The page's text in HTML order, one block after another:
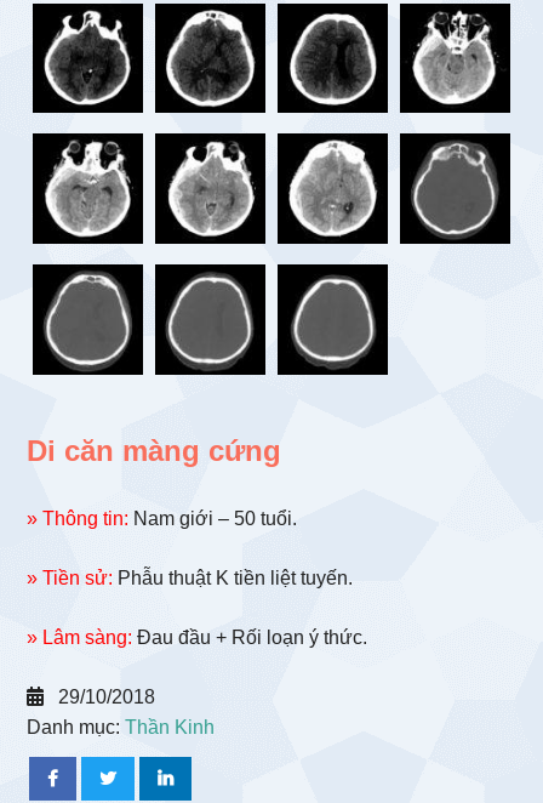
Di căn màng cứng
» Thông tin: Nam giới – 50 tuổi.
» Tiền sử: Phẫu thuật K tiền liệt tuyến.
» Lâm sàng: Đau đầu + Rối loạn ý thức.
29/10/2018
Danh mục:Thần Kinh